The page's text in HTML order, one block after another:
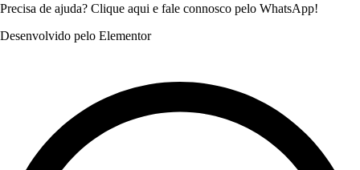
Precisa de ajuda? Clique aqui e fale connosco pelo WhatsApp!
Desenvolvido pelo Elementor